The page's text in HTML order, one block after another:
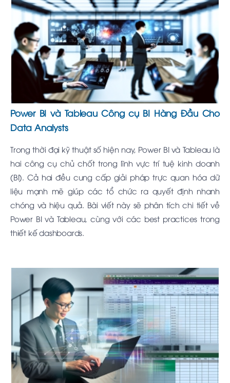
Power BI và Tableau Công cụ BI Hàng Đầu Cho
Data Analysts
Trong thời đại kỹ thuật số hiện nay, Power BI và Tableau là
hai công cụ chủ chốt trong lĩnh vực trí tuệ kinh doanh
(BI). Cả hai đều cung cấp giải pháp trực quan hóa dữ
liệu mạnh mẽ giúp các tổ chức ra quyết định nhanh
chóng và hiệu quả. Bài viết này sẽ phân tích chi tiết về
Power BI và Tableau, cùng với các best practices trong
thiết kế dashboards.